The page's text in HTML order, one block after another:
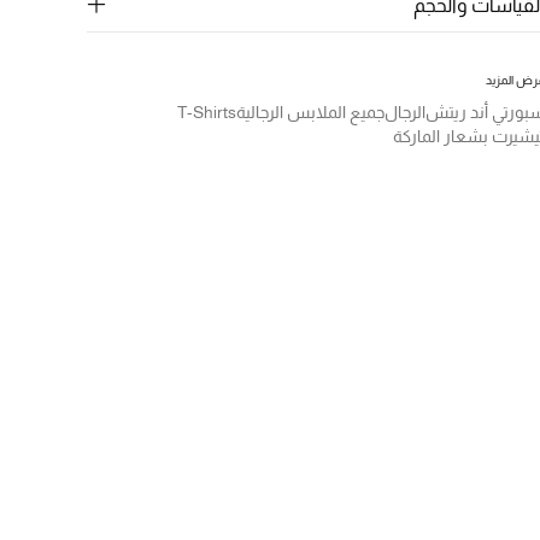
والحجم
المزيد
أند ريتشالرجالجميع الملابس الرجاليةT-Shirts
بشعار الماركة